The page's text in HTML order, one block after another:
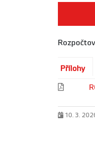
Přílohy
10. 3.